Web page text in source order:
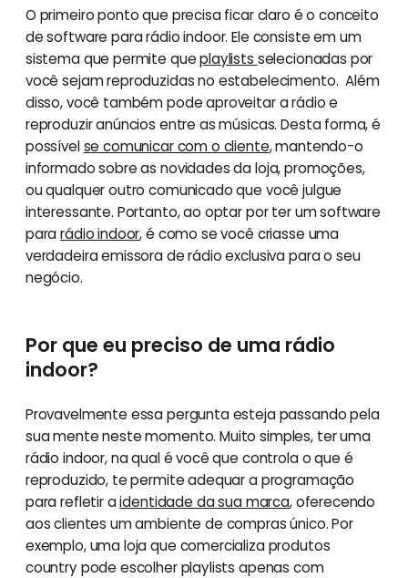
O primeiro ponto que precisa ficar claro é o conceito
de software para rádio indoor. Ele consiste em um
sistema que permite queplaylists selecionadas por
você sejam reproduzidas no estabelecimento. Além
disso, você também pode aproveitar a rádio e
reproduzir anúncios entre as músicas. Desta forma, é
possívelse comunicar com o cliente, mantendo-o
informado sobre as novidades da loja, promoções,
ou qualquer outro comunicado que você julgue
interessante. Portanto, ao optar por ter um software
pararádio indoor, é como se você criasse uma
verdadeira emissora de rádio exclusiva para o seu
negócio.
Por que eu preciso de uma rádio
indoor?
Provavelmente essa pergunta esteja passando pela
sua mente neste momento. Muito simples, ter uma
rádio indoor, na qual é você que controla o que é
reproduzido, te permite adequar a programação
para refletir aidentidade da sua marca, oferecendo
aos clientes um ambiente de compras único. Por
exemplo, uma loja que comercializa produtos
country pode escolher playlists apenas com